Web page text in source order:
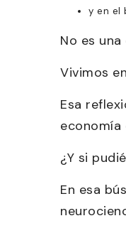
y en el
No es
Vivimos
Esa
economía
¿Y si
En esa